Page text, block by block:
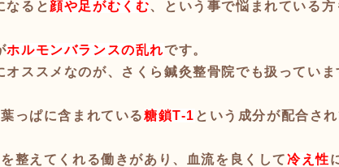
なると 顔や足がむくむ、という事で悩まれている
ホルモンバランスの乱れです。
オススメなのが、さくら鍼灸整骨院でも扱ってい
っぱに含まれている糖鎖T-1 という成分が配合さ
整えてくれる働きがあり、血流を良くして冷え性